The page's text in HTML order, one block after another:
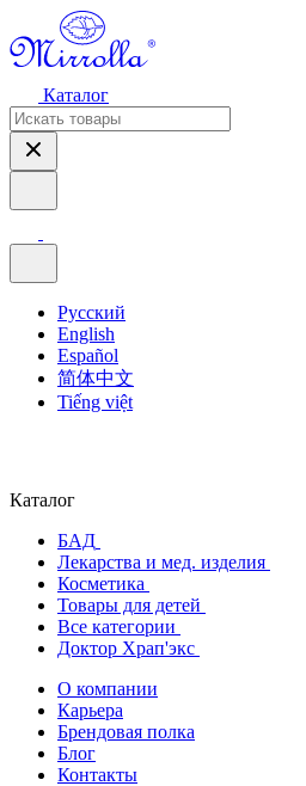
Каталог
Русский
English
Español
简体中文
Tiếng việt
Каталог
БАД
Лекарства и мед. изделия
Косметика
Товары для детей
Все категории
Доктор Храп'экс
О компании
Карьера
Брендовая полка
Блог
Контакты